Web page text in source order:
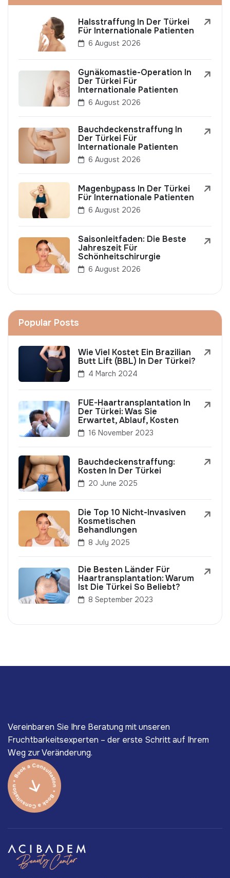
Halsstraffung In Der Türkei
Für Internationale Patienten
6 August 2026
Gynäkomastie-Operation In
Der Türkei Für
Internationale Patienten
6 August 2026
Bauchdeckenstraffung In
Der Türkei Für
Internationale Patienten
6 August 2026
Magenbypass In Der Türkei
Für Internationale Patienten
6 August 2026
Saisonleitfaden: Die Beste
Jahreszeit Für
Schönheitschirurgie
6 August 2026
Popular Posts
Wie Viel Kostet Ein Brazilian
Butt Lift (BBL) In Der Türkei?
4 March 2024
FUE-Haartransplantation In
Der Türkei: Was Sie
Erwartet, Ablauf, Kosten
16 November 2023
Bauchdeckenstraffung:
Kosten In Der Türkei
20 June 2025
Die Top 10 Nicht-Invasiven
Kosmetischen
Behandlungen
8 July 2025
Die Besten Länder Für
Haartransplantation: Warum
Ist Die Türkei So Beliebt?
8 September 2023
Vereinbaren Sie Ihre Beratung mit unseren
Fruchtbarkeitsexperten – der erste Schritt auf Ihrem
Weg zur Veränderung.